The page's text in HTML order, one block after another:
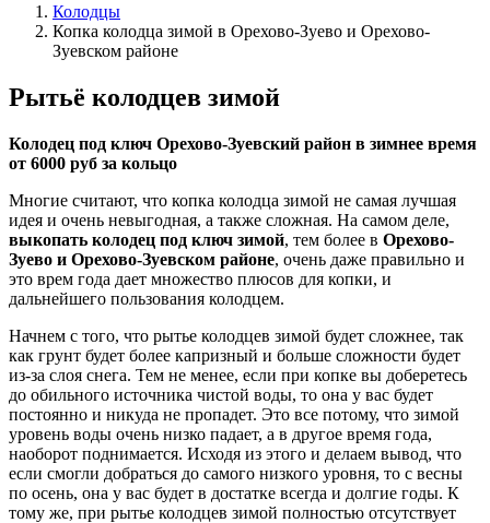
Колодцы
Копка колодца зимой в Орехово-Зуево и Орехово-
Зуевском районе
Рытьё колодцев зимой
Колодец под ключ Орехово-Зуевский район в зимнее время
от 6000 руб за кольцо
Многие считают, что копка колодца зимой не самая лучшая
идея и очень невыгодная, а также сложная. На самом деле,
выкопать колодец под ключ зимой, тем более в Орехово-
Зуево и Орехово-Зуевском районе, очень даже правильно и
это врем года дает множество плюсов для копки, и
дальнейшего пользования колодцем.
Начнем с того, что рытье колодцев зимой будет сложнее, так
как грунт будет более капризный и больше сложности будет
из-за слоя снега. Тем не менее, если при копке вы доберетесь
до обильного источника чистой воды, то она у вас будет
постоянно и никуда не пропадет. Это все потому, что зимой
уровень воды очень низко падает, а в другое время года,
наоборот поднимается. Исходя из этого и делаем вывод, что
если смогли добраться до самого низкого уровня, то с весны
по осень, она у вас будет в достатке всегда и долгие годы. К
тому же, при рытье колодцев зимой полностью отсутствует